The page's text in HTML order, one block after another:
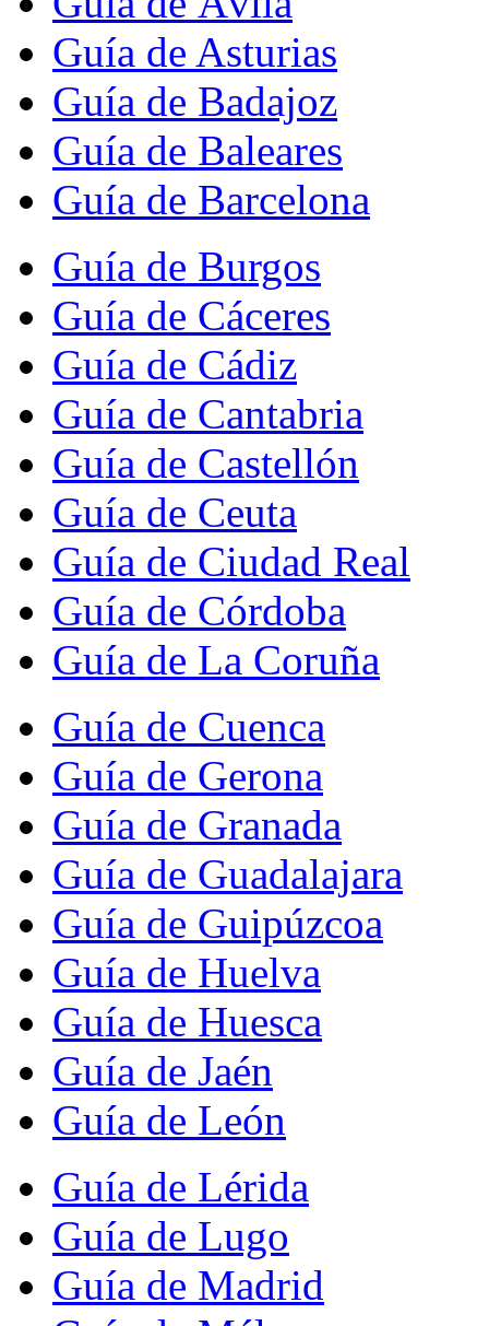
Guía de Asturias
Guía de Badajoz
Guía de Baleares
Guía de Barcelona
Guía de Burgos
Guía de Cáceres
Guía de Cádiz
Guía de Cantabria
Guía de Castellón
Guía de Ceuta
Guía de Ciudad Real
Guía de Córdoba
Guía de La Coruña
Guía de Cuenca
Guía de Gerona
Guía de Granada
Guía de Guadalajara
Guía de Guipúzcoa
Guía de Huelva
Guía de Huesca
Guía de Jaén
Guía de León
Guía de Lérida
Guía de Lugo
Guía de Madrid